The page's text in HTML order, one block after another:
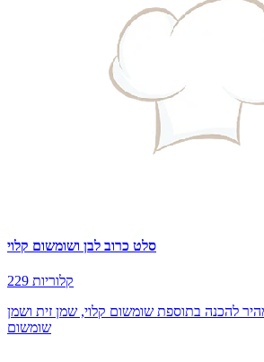
סלט כרוב לבן ושומשום קלוי
229 קלוריות
להכנה בתוספת שומשום קלוי, שמן זית ושמן
שומשום